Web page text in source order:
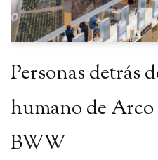
Personas detrás
humano de
BWW